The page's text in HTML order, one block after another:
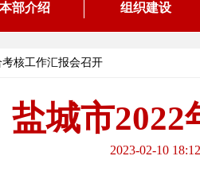
本部介绍 组织建设
核工作汇报会召开
盐城市
2023-02-10